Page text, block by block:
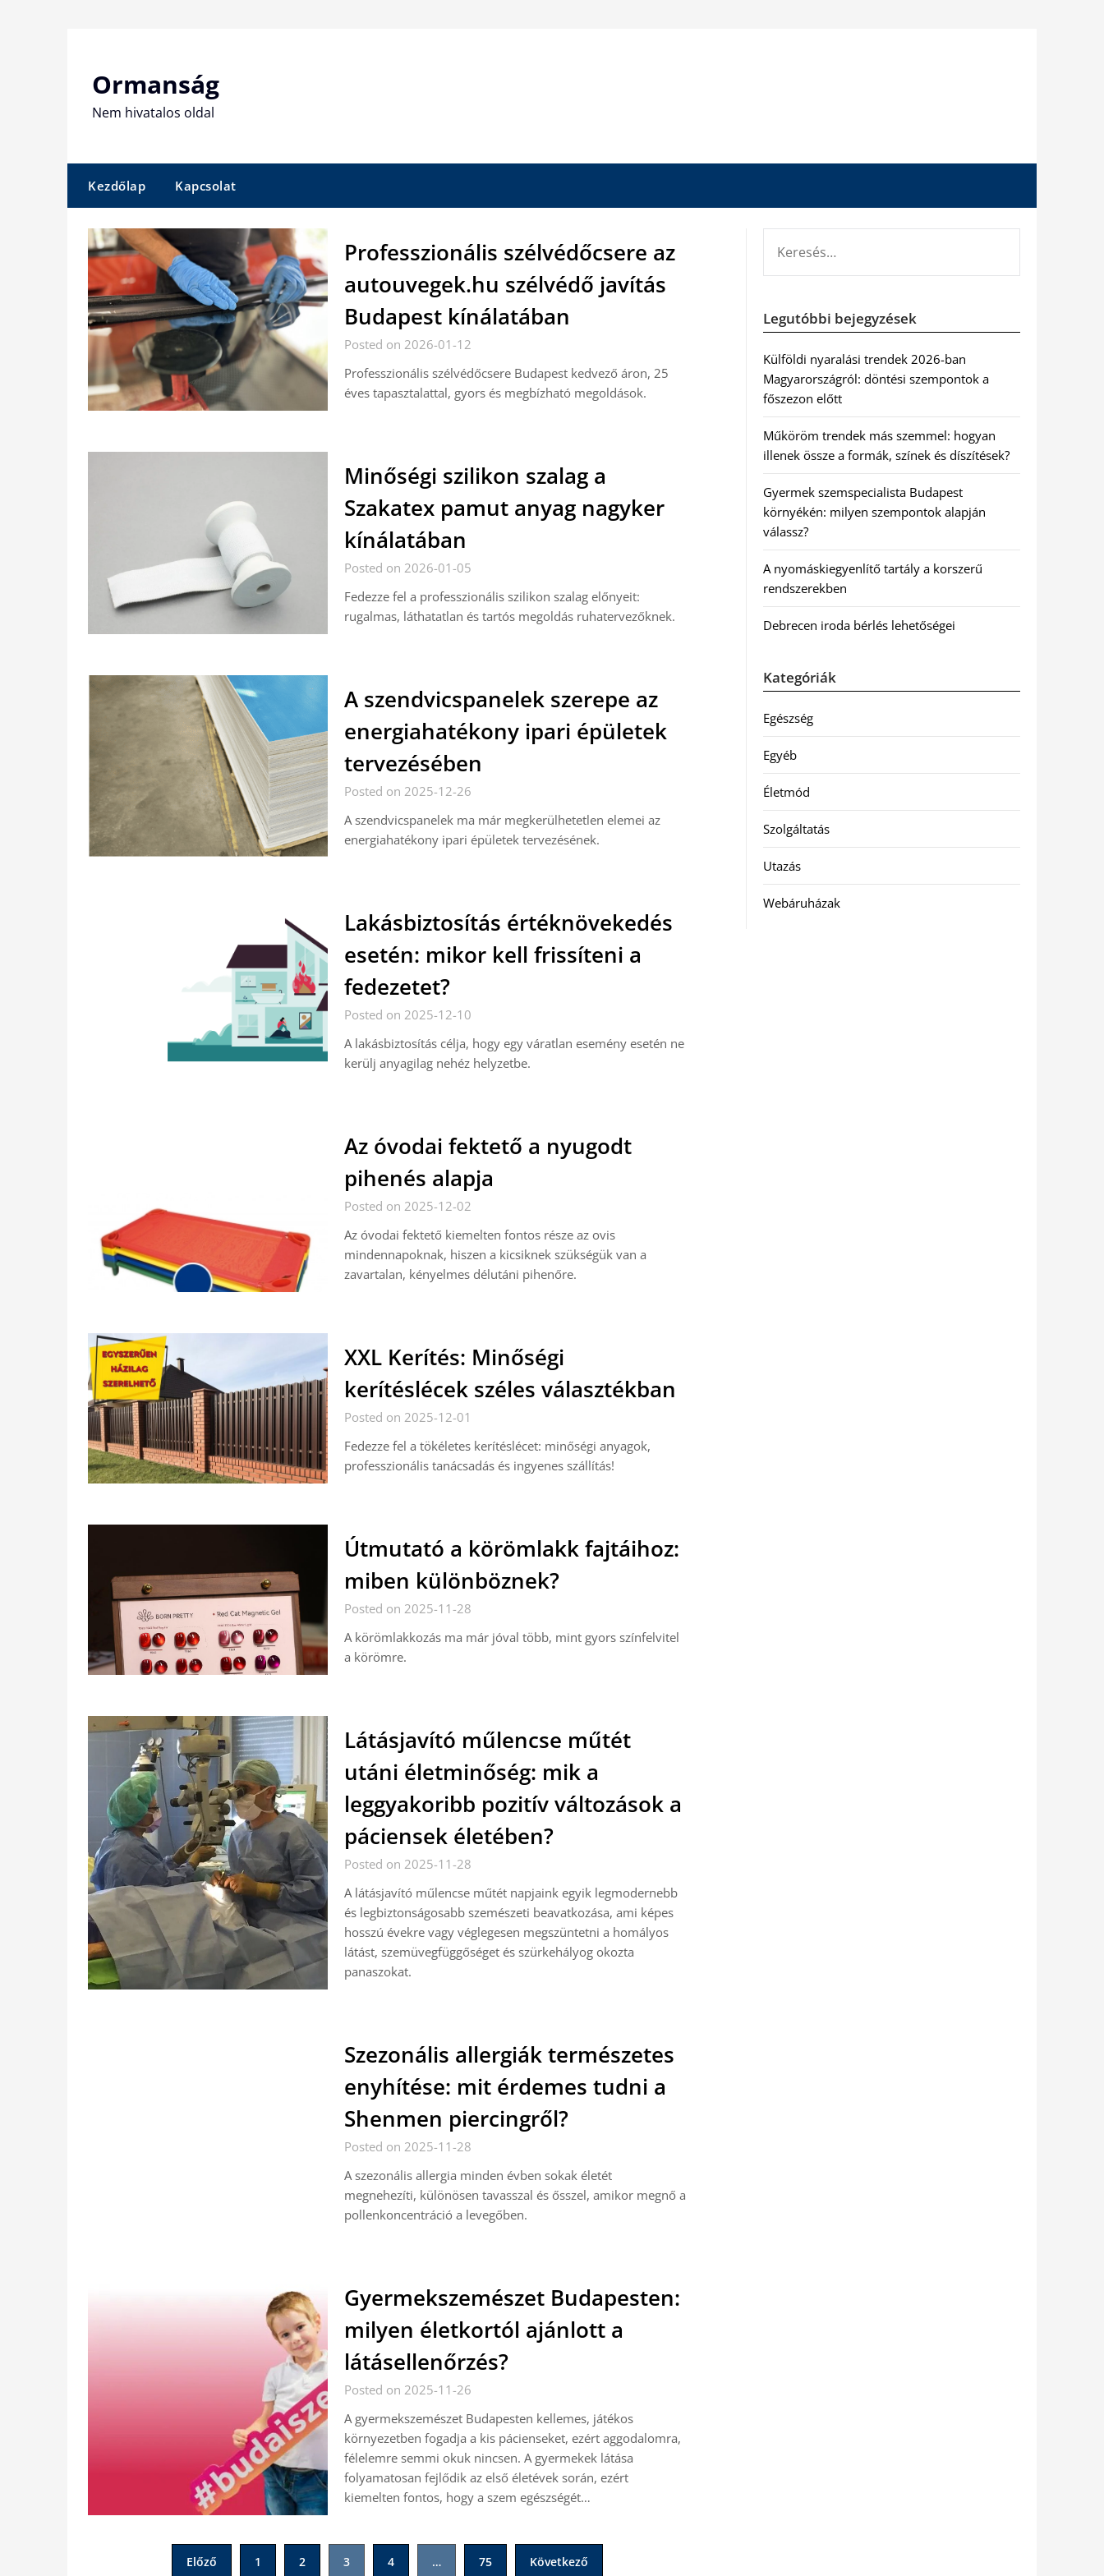
Ormanság
Nem hivatalos oldal
Kezdőlap Kapcsolat
Professzionális szélvédőcsere az
autouvegek.hu szélvédő javítás
Budapest kínálatában
Posted on 2026-01-12
Professzionális szélvédőcsere Budapest kedvező áron, 25
éves tapasztalattal, gyors és megbízható megoldások.
Minőségi szilikon szalag a
Szakatex pamut anyag nagyker
kínálatában
Posted on 2026-01-05
Fedezze fel a professzionális szilikon szalag előnyeit:
rugalmas, láthatatlan és tartós megoldás ruhatervezőknek.
A szendvicspanelek szerepe az
energiahatékony ipari épületek
tervezésében
Posted on 2025-12-26
A szendvicspanelek ma már megkerülhetetlen elemei az
energiahatékony ipari épületek tervezésének.
Lakásbiztosítás értéknövekedés
esetén: mikor kell frissíteni a
fedezetet?
Posted on 2025-12-10
A lakásbiztosítás célja, hogy egy váratlan esemény esetén ne
kerülj anyagilag nehéz helyzetbe.
Az óvodai fektető a nyugodt
pihenés alapja
Posted on 2025-12-02
Az óvodai fektető kiemelten fontos része az ovis
mindennapoknak, hiszen a kicsiknek szükségük van a
zavartalan, kényelmes délutáni pihenőre.
XXL Kerítés: Minőségi
kerítéslécek széles választékban
Posted on 2025-12-01
Fedezze fel a tökéletes kerítéslécet: minőségi anyagok,
professzionális tanácsadás és ingyenes szállítás!
Útmutató a körömlakk fajtáihoz:
miben különböznek?
Posted on 2025-11-28
A körömlakkozás ma már jóval több, mint gyors színfelvitel
a körömre.
Látásjavító műlencse műtét
utáni életminőség: mik a
leggyakoribb pozitív változások a
páciensek életében?
Posted on 2025-11-28
A látásjavító műlencse műtét napjaink egyik legmodernebb
és legbiztonságosabb szemészeti beavatkozása, ami képes
hosszú évekre vagy véglegesen megszüntetni a homályos
látást, szemüvegfüggőséget és szürkehályog okozta
panaszokat.
Szezonális allergiák természetes
enyhítése: mit érdemes tudni a
Shenmen piercingről?
Posted on 2025-11-28
A szezonális allergia minden évben sokak életét
megnehezíti, különösen tavasszal és ősszel, amikor megnő a
pollenkoncentráció a levegőben.
Gyermekszemészet Budapesten:
milyen életkortól ajánlott a
látásellenőrzés?
Posted on 2025-11-26
A gyermekszemészet Budapesten kellemes, játékos
környezetben fogadja a kis pácienseket, ezért aggodalomra,
félelemre semmi okuk nincsen. A gyermekek látása
folyamatosan fejlődik az első életévek során, ezért
kiemelten fontos, hogy a szem egészségét…
Bejegyzések
Előző 1 2 3 4 … 75 Következő
Legutóbbi bejegyzések
Külföldi nyaralási trendek 2026-ban
Magyarországról: döntési szempontok a
főszezon előtt
Műköröm trendek más szemmel: hogyan
illenek össze a formák, színek és díszítések?
Gyermek szemspecialista Budapest
környékén: milyen szempontok alapján
válassz?
A nyomáskiegyenlítő tartály a korszerű
rendszerekben
Debrecen iroda bérlés lehetőségei
Kategóriák
Egészség
Egyéb
Életmód
Szolgáltatás
Utazás
Webáruházak